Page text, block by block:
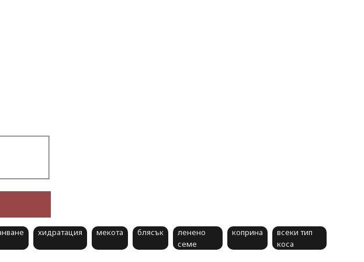
хидратация мекота блясък
ленено
семе
коприна
всеки тип
коса